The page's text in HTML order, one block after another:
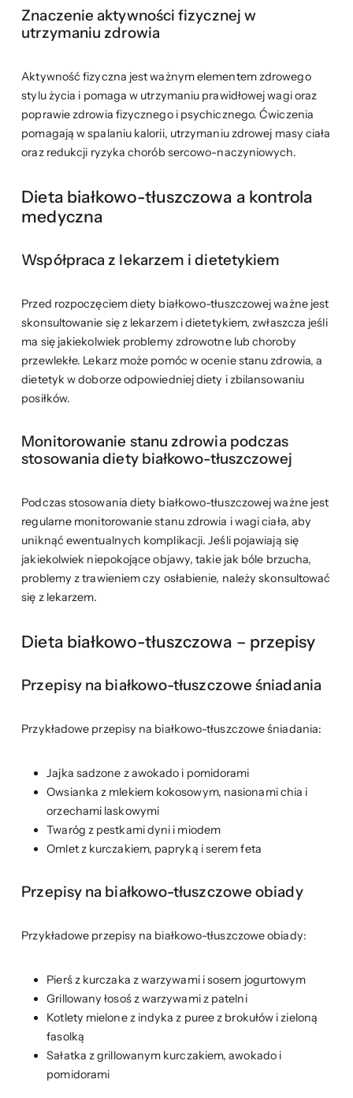
Znaczenie aktywności fizycznej w
utrzymaniu zdrowia
Aktywność fizyczna jest ważnym elementem zdrowego
stylu życia i pomaga w utrzymaniu prawidłowej wagi oraz
poprawie zdrowia fizycznego i psychicznego. Ćwiczenia
pomagają w spalaniu kalorii, utrzymaniu zdrowej masy ciała
oraz redukcji ryzyka chorób sercowo-naczyniowych.
Dieta białkowo-tłuszczowa a kontrola
medyczna
Współpraca z lekarzem i dietetykiem
Przed rozpoczęciem diety białkowo-tłuszczowej ważne jest
skonsultowanie się z lekarzem i dietetykiem, zwłaszcza jeśli
ma się jakiekolwiek problemy zdrowotne lub choroby
przewlekłe. Lekarz może pomóc w ocenie stanu zdrowia, a
dietetyk w doborze odpowiedniej diety i zbilansowaniu
posiłków.
Monitorowanie stanu zdrowia podczas
stosowania diety białkowo-tłuszczowej
Podczas stosowania diety białkowo-tłuszczowej ważne jest
regularne monitorowanie stanu zdrowia i wagi ciała, aby
uniknąć ewentualnych komplikacji. Jeśli pojawiają się
jakiekolwiek niepokojące objawy, takie jak bóle brzucha,
problemy z trawieniem czy osłabienie, należy skonsultować
się z lekarzem.
Dieta białkowo-tłuszczowa – przepisy
Przepisy na białkowo-tłuszczowe śniadania
Przykładowe przepisy na białkowo-tłuszczowe śniadania:
Jajka sadzone z awokado i pomidorami
Owsianka z mlekiem kokosowym, nasionami chia i
orzechami laskowymi
Twaróg z pestkami dyni i miodem
Omlet z kurczakiem, papryką i serem feta
Przepisy na białkowo-tłuszczowe obiady
Przykładowe przepisy na białkowo-tłuszczowe obiady:
Pierś z kurczaka z warzywami i sosem jogurtowym
Grillowany łosoś z warzywami z patelni
Kotlety mielone z indyka z puree z brokułów i zieloną
fasolką
Sałatka z grillowanym kurczakiem, awokado i
pomidorami